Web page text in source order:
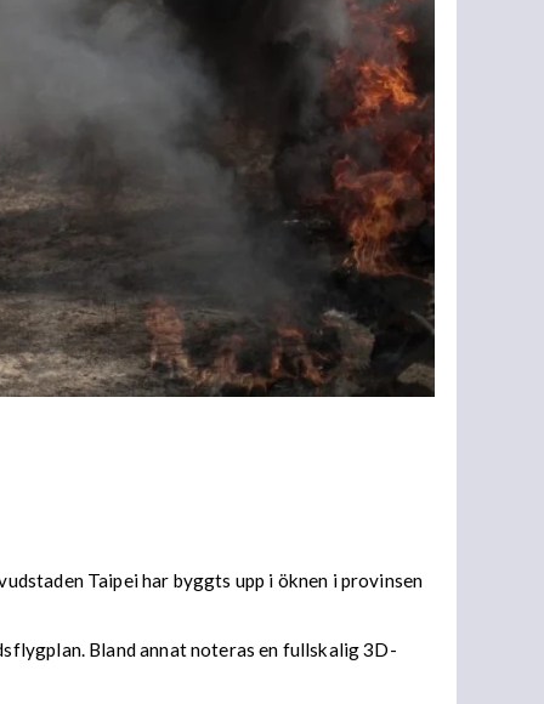
Taipei har byggts upp i öknen i provinsen
Bland annat noteras en fullskalig 3D-